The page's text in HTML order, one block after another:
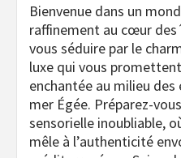
Bienvenue dans un
raffinement au cœur des
vous séduire par le
luxe qui vous
enchantée au milieu
mer Égée. Préparez-
sensorielle inoubliable,
mêle à l’authenticité